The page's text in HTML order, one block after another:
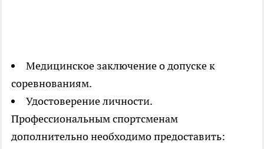
Медицинское заключение о допуске к
соревнованиям.
Удостоверение личности.
Профессиональным спортсменам
дополнительно необходимо предоставить: